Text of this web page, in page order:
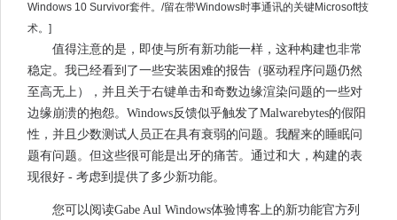
Windows 10 Survivor套件。/留在带Windows时事通讯的关键Microsoft技
术。]
值得注意的是，即使与所有新功能一样，这种构建也非常
稳定。我已经看到了一些安装困难的报告（驱动程序问题仍然
至高无上），并且关于右键单击和奇数边缘渲染问题的一些对
边缘崩溃的抱怨。Windows反馈似乎触发了Malwarebytes的假阳
性，并且少数测试人员正在具有衰弱的问题。我醒来的睡眠问
题有问题。但这些很可能是出牙的痛苦。通过和大，构建的表
现很好 - 考虑到提供了多少新功能。
您可以阅读Gabe Aul Windows体验博客上的新功能官方列